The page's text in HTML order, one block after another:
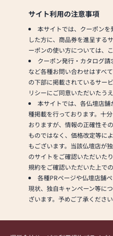
サイト利用の注意事項
本サイトでは、クーポン
した方に、商品券を進呈する
ーポンの使い方については、
クーポン発行・カタログ
など各種お問い合わせはすべ
の下部に掲載されているサー
リシーにご同意いただいたう
本サイトでは、各仏壇店
種掲載を行っております。十
おりますが、情報の正確性そ
ものではなく、価格改定等に
もございます。当該仏壇店が
のサイトをご確認いただいた
規約をご確認いただいた上で
各種PRページや仏壇店舗
現状、独自キャンペーン等に
ざいます。予めご了承ください